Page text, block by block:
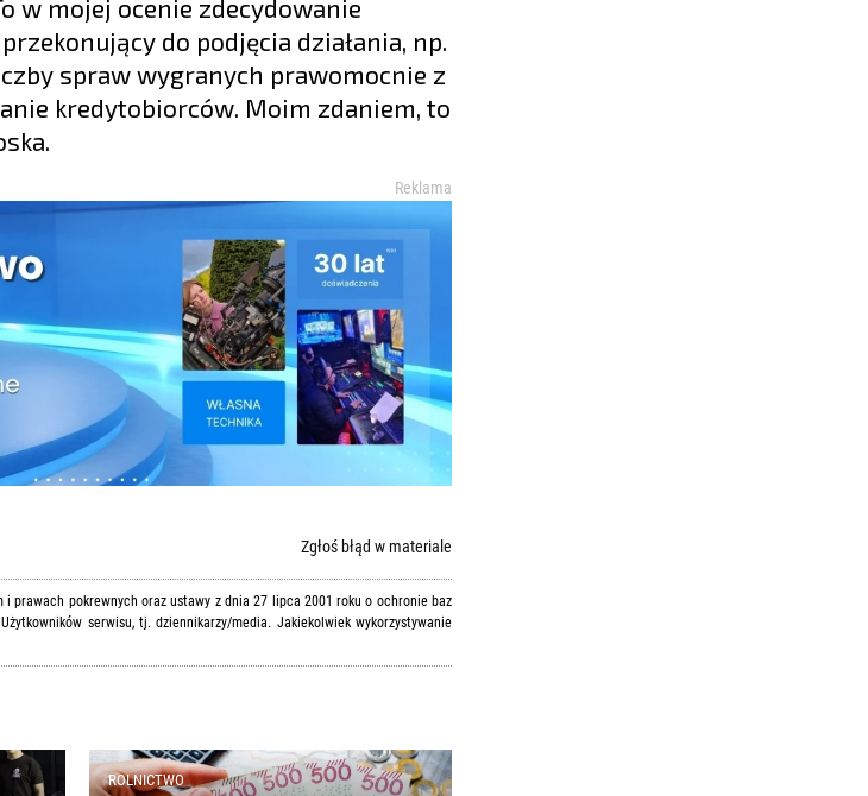
w mojej ocenie zdecydowanie
do podjęcia działania, np.
spraw wygranych prawomocnie z
kredytobiorców. Moim zdaniem, to
Reklama
Zgłoś błąd w materiale
prawach pokrewnych oraz ustawy z dnia 27 lipca 2001 roku o ochronie baz
serwisu, tj. dziennikarzy/media. Jakiekolwiek wykorzystywanie
ROLNICTWO